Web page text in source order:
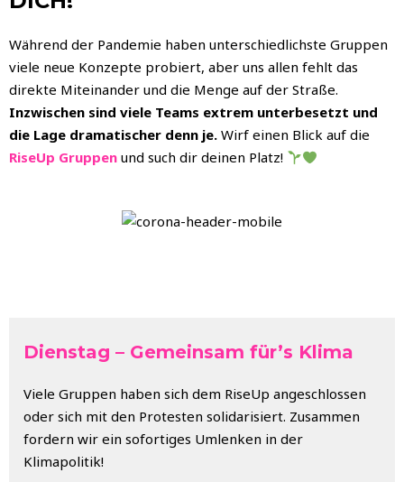
Während der Pandemie haben unterschiedlichste Gruppen
viele neue Konzepte probiert, aber uns allen fehlt das
direkte Miteinander und die Menge auf der Straße.
Inzwischen sind viele Teams extrem unterbesetzt und
die Lage dramatischer denn je. Wirf einen Blick auf die
RiseUp Gruppen und such dir deinen Platz!
Dienstag – Gemeinsam für’s Klima
Viele Gruppen haben sich dem RiseUp angeschlossen
oder sich mit den Protesten solidarisiert. Zusammen
fordern wir ein sofortiges Umlenken in der
Klimapolitik!